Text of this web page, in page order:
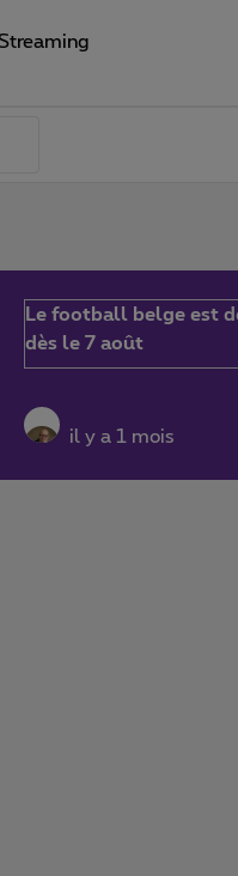
Le football belge est
dès le 7 août
il y a 1 mois